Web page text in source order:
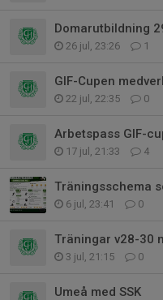
Domarutbildning
26 jul, 23:26 1
GIF-Cupen
22 jul, 22:35 0
Arbetspass GIF-
17 jul, 21:33 4
Träningsschema
6 jul, 23:41 0
Träningar v28-30
3 jul, 21:15 0
Umeå med SSK